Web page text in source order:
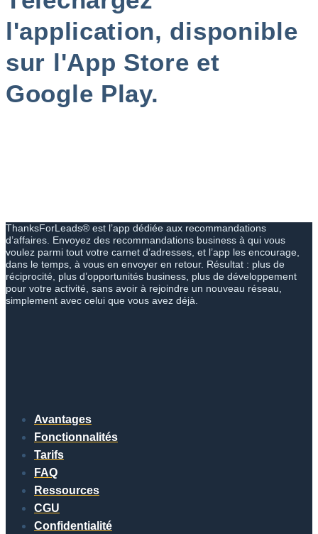
l'application, disponible
sur l'App Store et
Google Play.
ThanksForLeads® est l’app dédiée aux recommandations
d’affaires. Envoyez des recommandations business à qui vous
voulez parmi tout votre carnet d’adresses, et l’app les encourage,
dans le temps, à vous en envoyer en retour. Résultat : plus de
réciprocité, plus d’opportunités business, plus de développement
pour votre activité, sans avoir à rejoindre un nouveau réseau,
simplement avec celui que vous avez déjà.
Avantages
Fonctionnalités
Tarifs
FAQ
Ressources
CGU
Confidentialité